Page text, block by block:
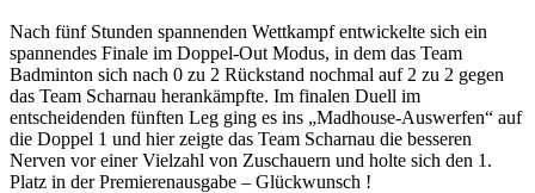
Nach fünf Stunden spannenden Wettkampf entwickelte sich ein
spannendes Finale im Doppel-Out Modus, in dem das Team
Badminton sich nach 0 zu 2 Rückstand nochmal auf 2 zu 2 gegen
das Team Scharnau herankämpfte. Im finalen Duell im
entscheidenden fünften Leg ging es ins „Madhouse-Auswerfen“ auf
die Doppel 1 und hier zeigte das Team Scharnau die besseren
Nerven vor einer Vielzahl von Zuschauern und holte sich den 1.
Platz in der Premierenausgabe – Glückwunsch !